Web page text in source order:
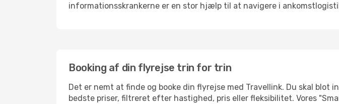
informationsskrankerne er en stor hjælp til at navigere i
Booking af din flyrejse trin for trin
Det er nemt at finde og booke din flyrejse med Travellink. Du skal
bedste priser, filtreret efter hastighed, pris eller fleksibilitet. Vores